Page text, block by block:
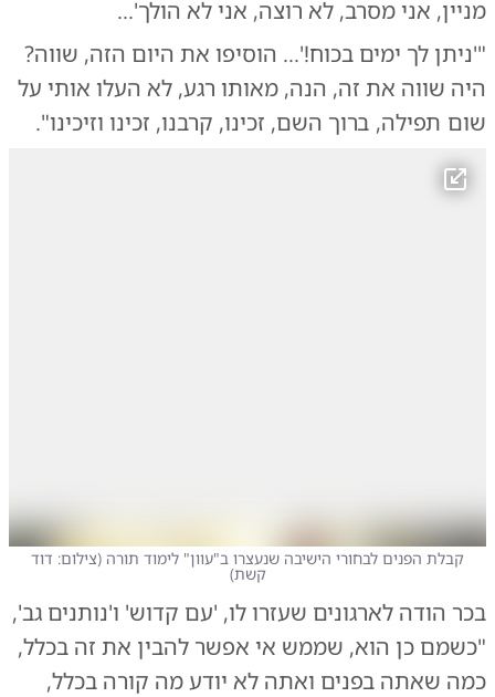
מניין, אני מסרב, לא רוצה, אני לא הולך'...
"'ניתן לך ימים בכוח!'... הוסיפו את היום הזה, שווה?
היה שווה את זה, הנה, מאותו רגע, לא העלו אותי על
שום תפילה, ברוך השם, זכינו, קרבנו, זכינו וזיכינו".
קבלת הפנים לבחורי הישיבה שנעצרו ב"עוון" לימוד תורה (צילום: דוד
קשת)
בכר הודה לארגונים שעזרו לו, 'עם קדוש' ו'נותנים גב',
"כשמם כן הוא, שממש אי אפשר להבין את זה בכלל,
כמה שאתה בפנים ואתה לא יודע מה קורה בכלל,